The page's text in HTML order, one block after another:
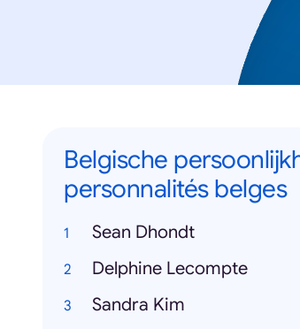
Belgische
personnalités belges
Sean Dhondt
Delphine Lecompte
Sandra Kim